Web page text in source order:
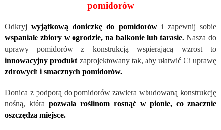
pomidorów
Odkryjwyjątkową doniczkę do pomidorówi zapewnij sobie
wspaniałe zbiory w ogrodzie, na balkonie lub tarasie.Nasza do
uprawy pomidorów z konstrukcją wspierającą wzrost to
innowacyjny produkt zaprojektowany tak, aby ułatwić Ci uprawę
zdrowych i smacznych pomidorów.
Donica z podporą do pomidorów zawiera wbudowaną konstrukcję
nośną, którapozwala roślinom rosnąć w pionie, co znacznie
oszczędza miejsce.